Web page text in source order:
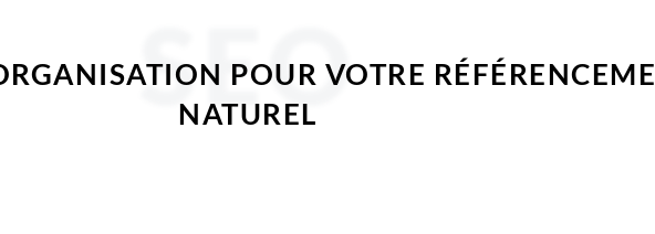
SEO
POUR VOTRE
NATUREL